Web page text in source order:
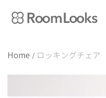
content
Home / ロッキングチェア